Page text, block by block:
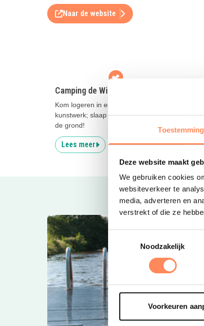
Toestemming
Deze website maakt
We gebruiken cookies
websiteverkeer te
media, adverteren en
verstrekt of die ze
Noodzakelijk
Voorkeuren
Naar de website
Camping de Wildhoeve
Kom logeren in een driedelig
kunstwerk; slaap op hoogte en relax op
de grond!
Lees meer